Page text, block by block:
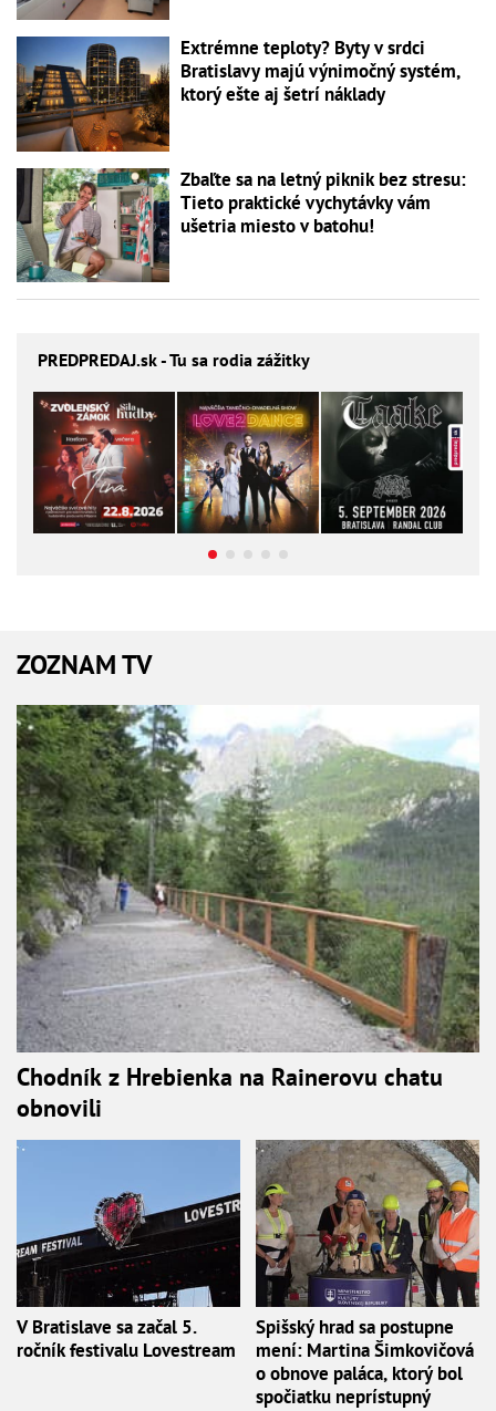
Extrémne teploty? Byty v srdci
Bratislavy majú výnimočný systém,
ktorý ešte aj šetrí náklady
Zbaľte sa na letný piknik bez stresu:
Tieto praktické vychytávky vám
ušetria miesto v batohu!
PREDPREDAJ.sk - Tu sa rodia zážitky
ZOZNAM TV
Chodník z Hrebienka na Rainerovu chatu
obnovili
V Bratislave sa začal 5.
ročník festivalu Lovestream
Spišský hrad sa postupne
mení: Martina Šimkovičová
o obnove paláca, ktorý bol
spočiatku neprístupný